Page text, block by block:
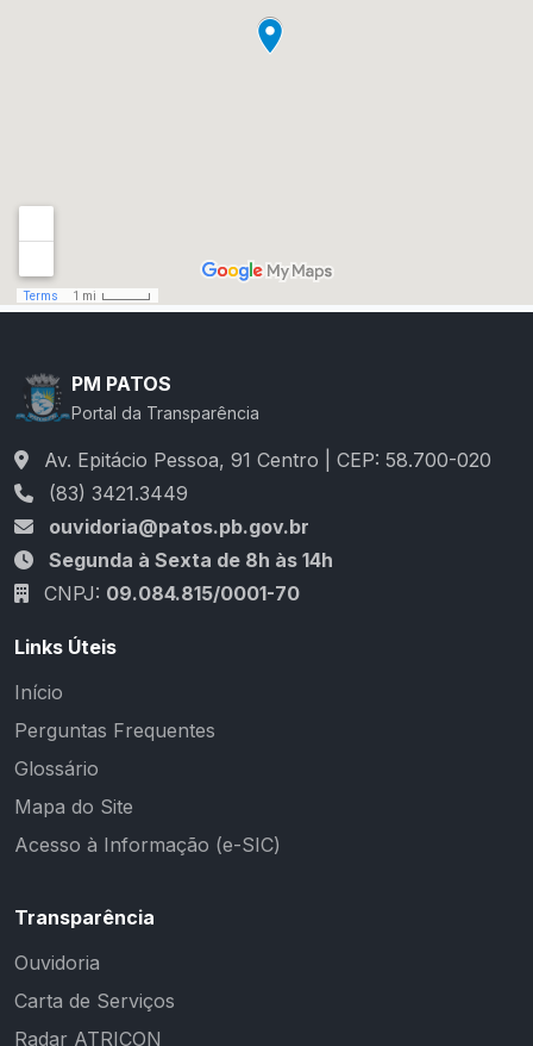
PM PATOS
Portal da Transparência
Av. Epitácio Pessoa, 91 Centro | CEP: 58.700-020
(83) 3421.3449
ouvidoria@patos.pb.gov.br
Segunda à Sexta de 8h às 14h
CNPJ: 09.084.815/0001-70
Links Úteis
Início
Perguntas Frequentes
Glossário
Mapa do Site
Acesso à Informação (e-SIC)
Transparência
Ouvidoria
Carta de Serviços
Radar ATRICON